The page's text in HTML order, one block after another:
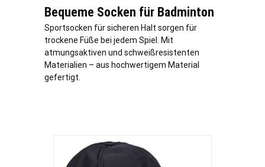
Bequeme Socken für Badminton
Sportsocken für sicheren Halt sorgen für
trockene Füße bei jedem Spiel. Mit
atmungsaktiven und schweißresistenten
Materialien – aus hochwertigem Material
gefertigt.